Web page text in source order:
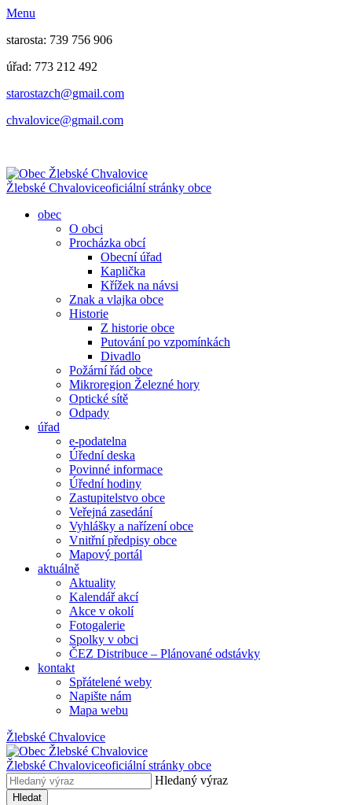
Menu
starosta: 739 756 906
úřad: 773 212 492
​​​​starostazch@gmail.com
​​​​chvalovice@gmail.com
Žlebské Chvaloviceoficiální stránky obce
obec
O obci
Procházka obcí
Obecní úřad
Kaplička
Křížek na návsi
Znak a vlajka obce
Historie
Z historie obce
Putování po vzpomínkách
Divadlo
Požární řád obce
Mikroregion Železné hory
Optické sítě
Odpady
úřad
e-podatelna
Úřední deska
Povinné informace
Úřední hodiny
Zastupitelstvo obce
Veřejná zasedání
Vyhlášky a nařízení obce
Vnitřní předpisy obce
Mapový portál
aktuálně
Aktuality
Kalendář akcí
Akce v okolí
Fotogalerie
Spolky v obci
ČEZ Distribuce – Plánované odstávky
kontakt
Spřátelené weby
Napište nám
Mapa webu
Žlebské Chvalovice
Žlebské Chvaloviceoficiální stránky obce
Hledaný výraz
Hledat